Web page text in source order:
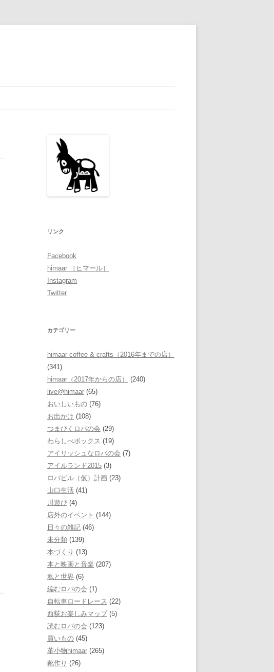
リンク
Facebook
himaar ［ヒマール］
Instagram
Twitter
カテゴリー
himaar coffee & crafts（2016年までの店）
(341)
himaar（2017年からの店）
(240)
live@himaar (65)
おいしいもの (76)
お出かけ (108)
つまびくロバの会 (29)
わらしべボックス (19)
アイリッシュなロバの会 (7)
アイルランド2015 (3)
ロバビル（仮）計画 (23)
山口生活 (41)
川遊び (4)
店外のイベント (144)
日々の雑記 (46)
未分類 (139)
本づくり (13)
本と映画と音楽 (207)
私と世界 (6)
編むロバの会 (1)
自転車ロードレース (22)
西荻お楽しみマップ(5)
読むロバの会 (123)
買いもの (45)
革小物himaar (265)
靴作り (26)